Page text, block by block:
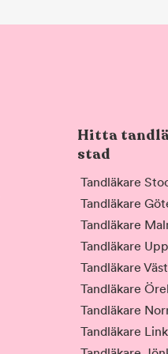
Hitta
stad
Tandläkare
Tandläkare
Tandläkare
Tandläkare
Tandläkare
Tandläkare
Tandläkare
Tandläkare